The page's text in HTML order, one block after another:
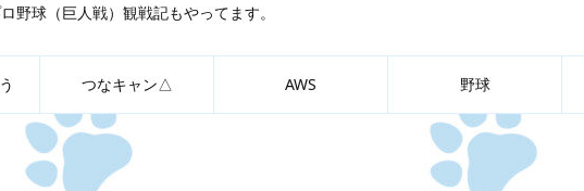
野球（巨人戦）観戦記もやってます。
つなキャン△ AWS 野球